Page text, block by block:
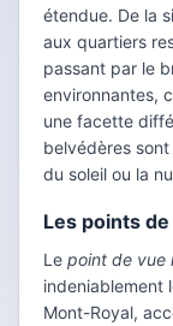
étendue. De la
aux quartiers
passant par le
environnantes,
une facette
belvédères
du soleil ou la
Les points
Le point de vue
indeniablement
Mont-Royal,